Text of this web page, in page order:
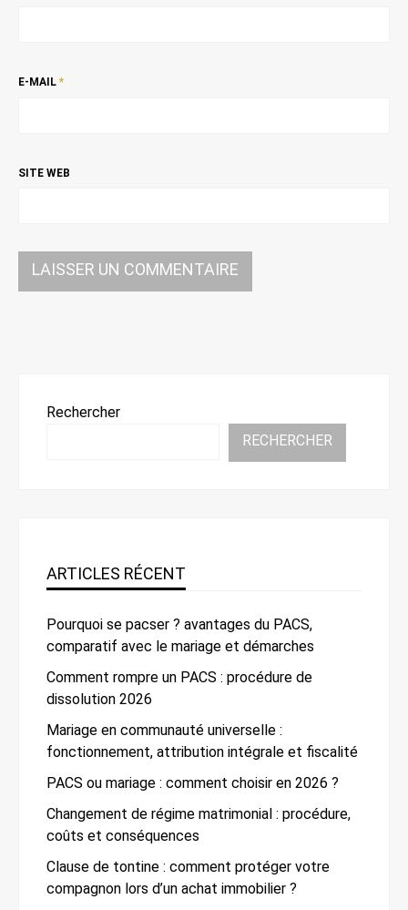
E-MAIL *
SITE WEB
Rechercher
RECHERCHER
ARTICLES RÉCENT
Pourquoi se pacser ? avantages du PACS,
comparatif avec le mariage et démarches
Comment rompre un PACS : procédure de
dissolution 2026
Mariage en communauté universelle :
fonctionnement, attribution intégrale et fiscalité
PACS ou mariage : comment choisir en 2026 ?
Changement de régime matrimonial : procédure,
coûts et conséquences
Clause de tontine : comment protéger votre
compagnon lors d’un achat immobilier ?